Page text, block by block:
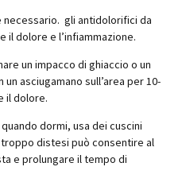
necessario. gli antidolorifici da
il dolore e l’infiammazione.
un impacco di ghiaccio o un
asciugamano sull’area per 10-
il dolore.
quando dormi, usa dei cuscini
distesi può consentire al
e prolungare il tempo di